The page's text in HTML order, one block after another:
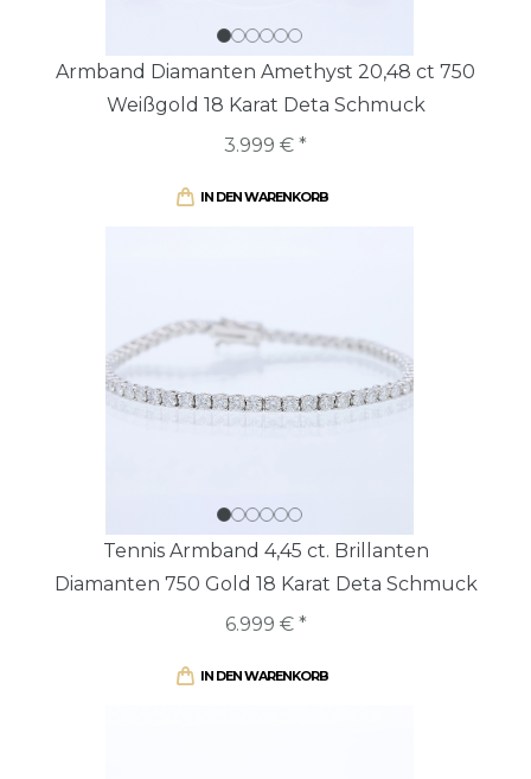
Armband Diamanten Amethyst 20,48 ct 750
Weißgold 18 Karat Deta Schmuck
3.999 € *
IN DEN WARENKORB
Tennis Armband 4,45 ct. Brillanten
Diamanten 750 Gold 18 Karat Deta Schmuck
6.999 € *
IN DEN WARENKORB